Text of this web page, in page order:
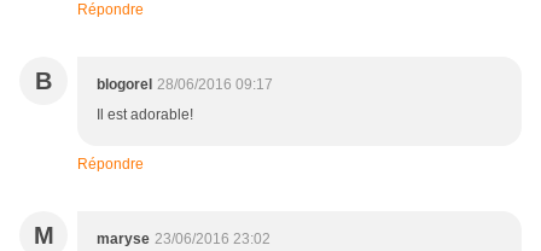
Répondre
B blogorel 28/06/2016 09:17
Il est adorable!
Répondre
M maryse 23/06/2016 23:02